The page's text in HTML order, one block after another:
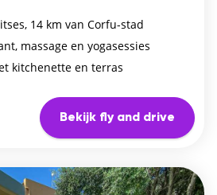
14 km van Corfu-stad
massage en yogasessies
kitchenette en terras
Bekijk fly and drive